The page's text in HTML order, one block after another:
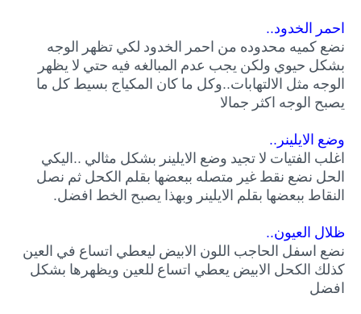
احمر الخدود..
نضع كميه محدوده من احمر الخدود لكي تظهر الوجه
بشكل حيوي ولكن يجب عدم المبالغه فيه حتي لا يظهر
الوجه مثل الالتهابات..وكل ما كان المكياج بسيط كل ما
يصبح الوجه اكثر جمالا
وضع الايلينر..
اغلب الفتيات لا تجيد وضع الايلينر بشكل مثالي ..اليكي
الحل نضع نقط غير متصله ببعضها بقلم الكحل ثم نصل
النقاط ببعضها بقلم الايلينر وبهذا يصبح الخط افضل.
ظلال العيون..
نضع اسفل الحاجب اللون الابيض ليعطي اتساع في العين
كذلك الكحل الابيض يعطي اتساع للعين ويظهرها بشكل
افضل